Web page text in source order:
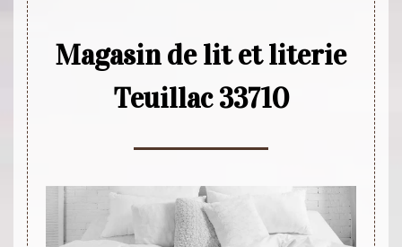
Magasin de lit et literie
Teuillac 33710